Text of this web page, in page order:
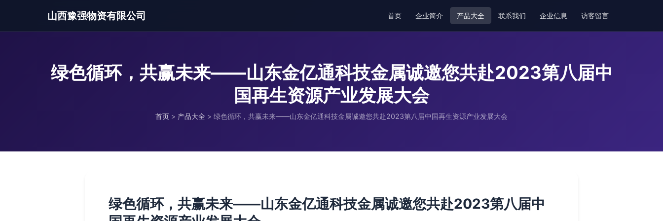
山西豫强物资有限公司 首页 企业简介 产品大全 联系我们 企业信息 访客留言
绿色循环，共赢未来——山东金亿通科技金属诚邀您共赴2023第八届中
国再生资源产业发展大会
首页 > 产品大全 > 绿色循环，共赢未来——山东金亿通科技金属诚邀您共赴2023第八届中国再生资源产业发展大会
绿色循环，共赢未来——山东金亿通科技金属诚邀您共赴2023第八届中